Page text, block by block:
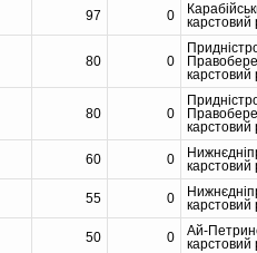
97 0
карстовий
80 0
карстовий
80 0
карстовий
60 0
карстовий
55 0
карстовий
50 0
Ай-
карстовий